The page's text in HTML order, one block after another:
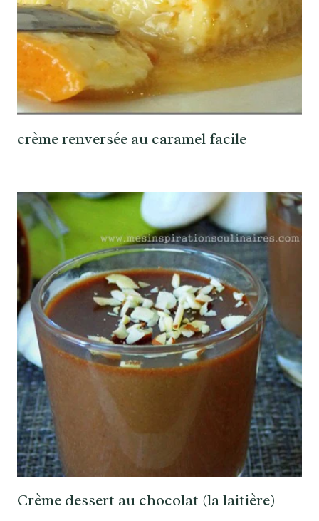
crème renversée au caramel facile
Crème dessert au chocolat (la laitière)